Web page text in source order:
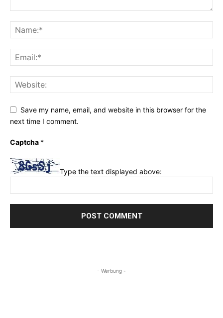
Save my name, email, and website in this browser for the
next time I comment.
Captcha *
Type the text displayed above:
- Werbung -